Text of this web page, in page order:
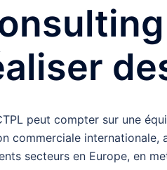
peut compter sur une
commerciale internationale,
secteurs en Europe, en